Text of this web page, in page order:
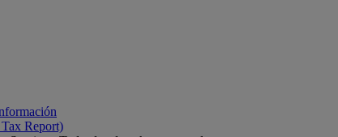
Report)